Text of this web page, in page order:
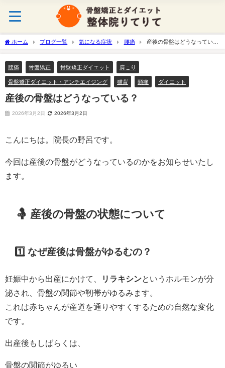
ホーム ブログ一覧 気になる症状 腰痛
産後の骨盤はどうなってい
腰痛 骨盤矯正 骨盤矯正ダイエット 肩こり
骨盤矯正ダイエット・アンチエイジング 猫背 頭痛 ダイエット
産後の骨盤はどうなっている？
2026年3月2日 2026年3月2日
こんにちは。院長の野呂です。
今回は産後の骨盤がどうなっているのかをお知らせいたし
ます。
🤱 産後の骨盤の状態について
1️⃣ なぜ産後は骨盤がゆるむの？
妊娠中から出産にかけて、 リラキシンというホルモンが分
泌され、骨盤の関節や靭帯がゆるみます。
これは赤ちゃんが産道を通りやすくするための自然な変化
です。
出産後もしばらくは、
骨盤の関節がゆるい